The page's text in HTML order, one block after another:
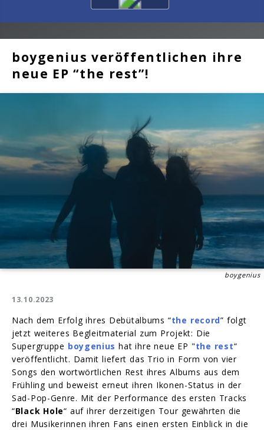
boygenius veröffentlichen ihre
neue EP “the rest”!
boygenius
13.10.2023
Nach dem Erfolg ihres Debütalbums “the record” folgt
jetzt weiteres Begleitmaterial zum Projekt: Die
Supergruppe boygenius hat ihre neue EP "the rest“
veröffentlicht. Damit liefert das Trio in Form von vier
Songs den wortwörtlichen Rest ihres Albums aus dem
Frühling und beweist erneut ihren Ikonen-Status in der
Sad-Pop-Genre. Mit der Performance des ersten Tracks
“Black Hole“ auf ihrer derzeitigen Tour gewährten die
drei Musikerinnen ihren Fans einen ersten Einblick in die